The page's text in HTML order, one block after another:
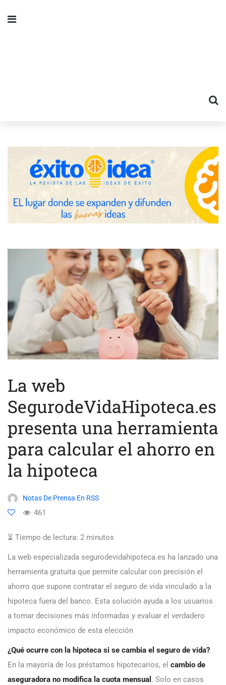
La web
SegurodeVidaHipoteca.es
presenta una herramienta
para calcular el ahorro en
la hipoteca
Notas De Prensa En RSS
461
⏳ Tiempo de lectura: 2 minutos
La web especializada segurodevidahipoteca.es ha lanzado una
herramienta gratuita que permite calcular con precisión el
ahorro que supone contratar el seguro de vida vinculado a la
hipoteca fuera del banco. Esta solución ayuda a los usuarios
a tomar decisiones más informadas y evaluar el verdadero
impacto económico de esta elección
¿Qué ocurre con la hipoteca si se cambia el seguro de vida?
En la mayoría de los préstamos hipotecarios, el cambio de
aseguradora no modifica la cuota mensual . Solo en casos